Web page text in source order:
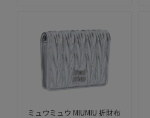
ミュウミュウ MIUMIU 折財布